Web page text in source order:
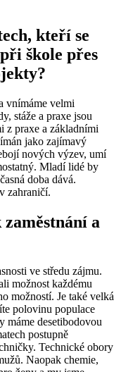
kteří se
škole přes
vnímáme velmi
stáže a praxe jsou
z praxe a základními
jako zajímavý
nových výzev, umí
Mladí lidé by
doba dává.
zahraničí.
a
ve středu zájmu.
možnost každému
možností. Je také velká
polovinu populace
máme desetibodovou
postupně
Technické obory
Naopak chemie,